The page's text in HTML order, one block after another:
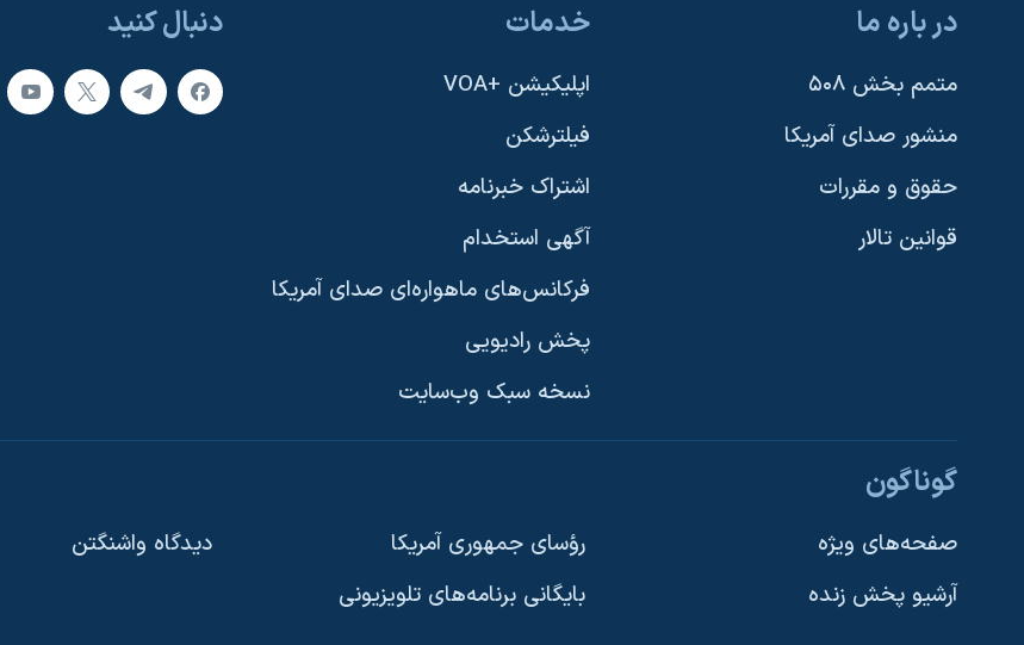
دنبال کنید
زبانهای مختلف
دنبال کنید در باره ما
متمم بخش ۵۰۸
منشور صدای آمریکا
حقوق و مقررات
قوانین تالار
خدمات
اپلیکیشن +VOA
فیلترشکن
اشتراک خبرنامه
آگهی استخدام
فرکانس‌های ماهواره‌ای صدای آمریکا
پخش رادیویی
نسخه سبک وب‌سایت
گوناگون
صفحه‌های ویژه
آرشیو پخش زنده
رؤسای جمهوری آمریکا
بایگانی برنامه‌های تلویزیونی
دیدگاه‌ واشنگتن